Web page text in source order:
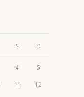
S D
4 5
11 12